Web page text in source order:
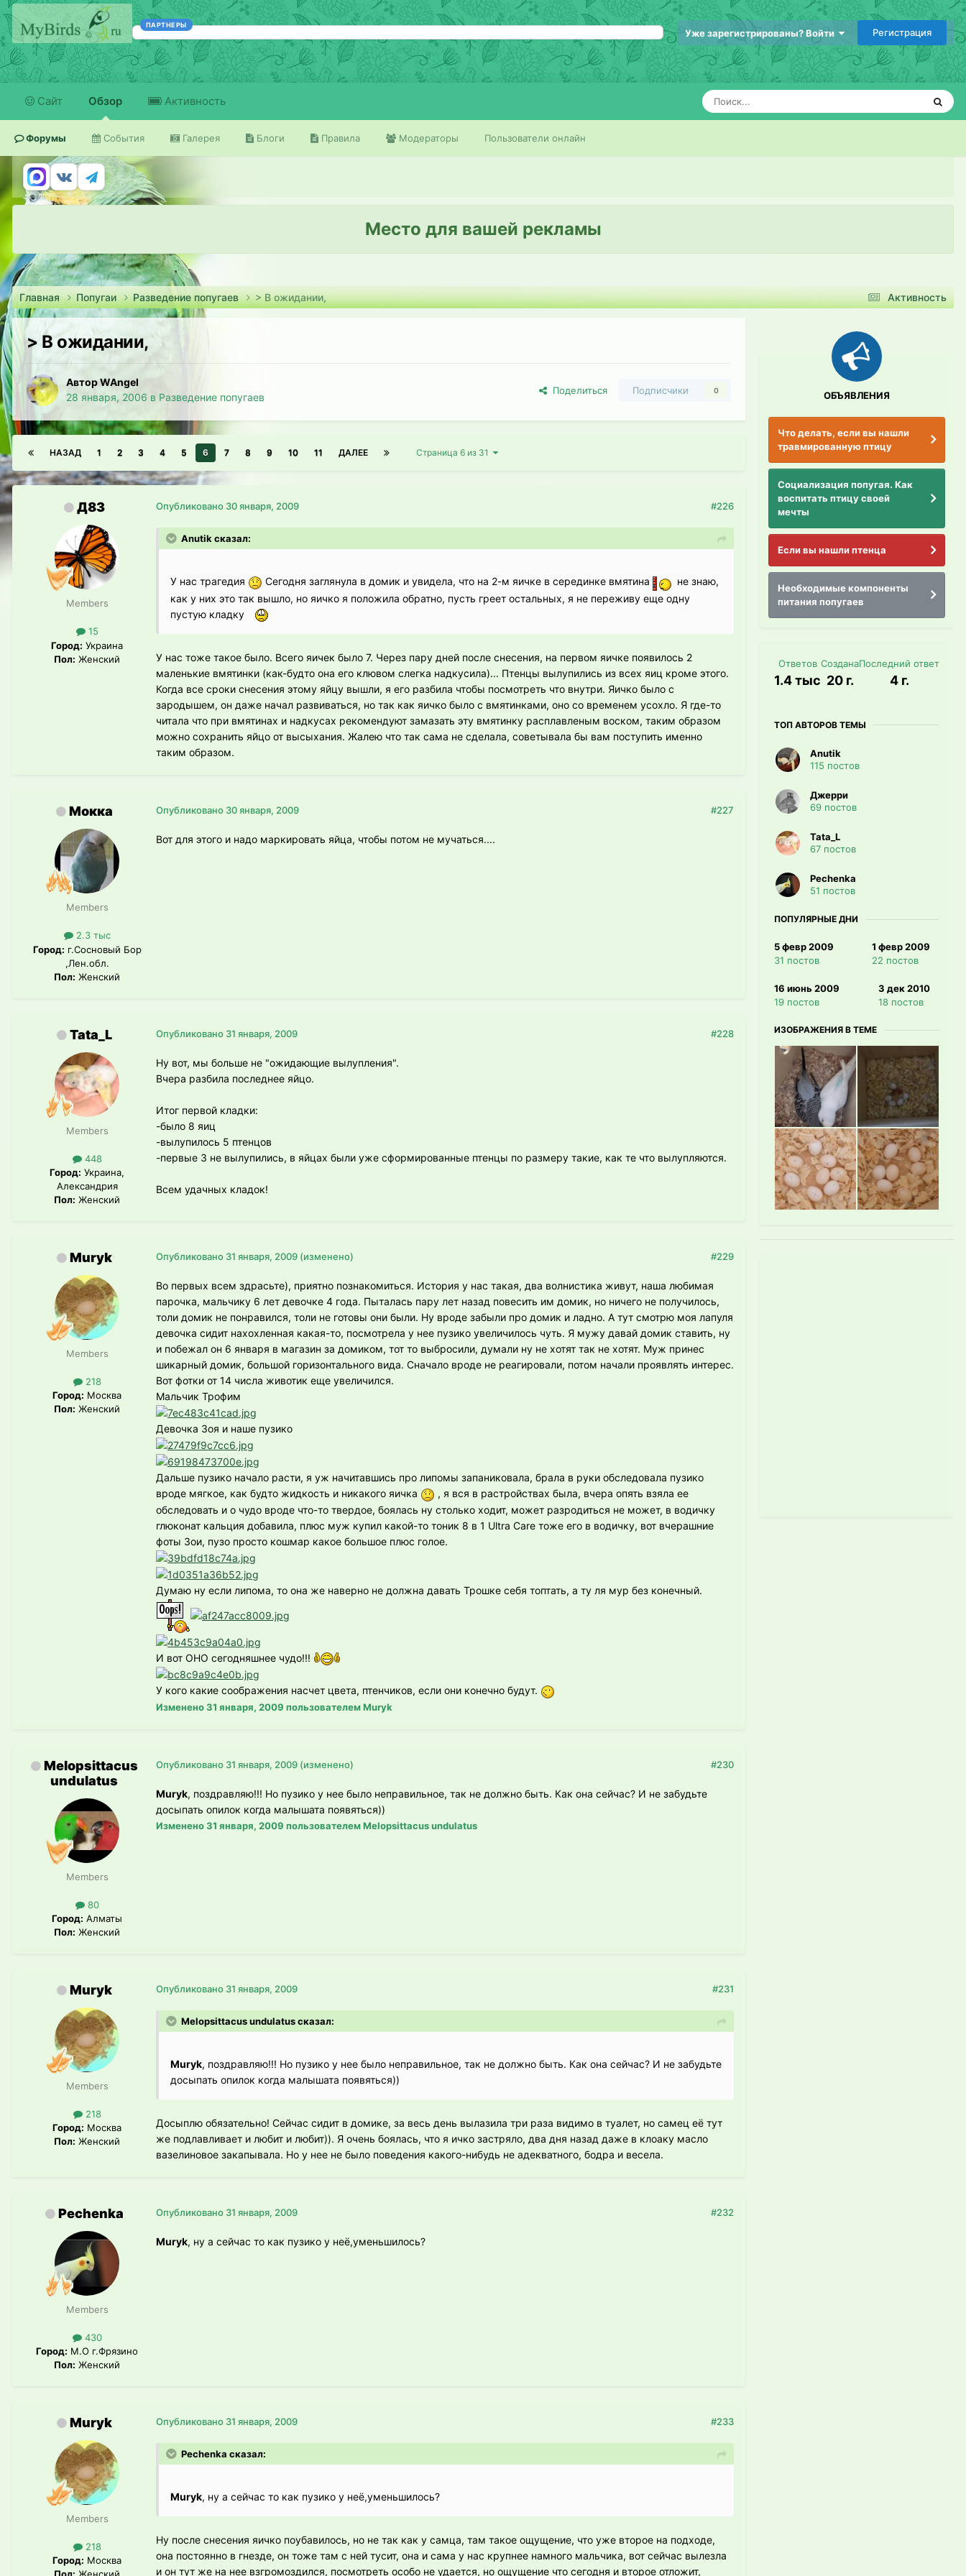
ПАРТНЕРЫ
Уже зарегистрированы? Войти Регистрация
Сайт Обзор
Форумы События Галерея Блоги Правила Модераторы Пользователи онлайн
Активность
Место для вашей рекламы
Активность
Главная Попугаи Разведение попугаев > В ожидании,
> В ожидании,
Автор WAngel
28 января, 2006 в Разведение попугаев
Поделиться Подписчики 0
НАЗАД 1 2 3 4 5 6 7 8 9 10 11 ДАЛЕЕ Страница 6 из 31
Д83
Members
15
Город: Украина
Пол: Женский
#226
Опубликовано 30 января, 2009
Anutik сказал:
У нас трагедия Сегодня заглянула в домик и увидела, что на 2-м яичке в серединке вмятина
не знаю,
как у них это так вышло, но яичко я положила обратно, пусть греет остальных, я не переживу еще одну
пустую кладку
У нас тоже такое было. Всего яичек было 7. Через пару дней после снесения, на первом яичке появилось 2
маленькие вмятинки (как-будто она его клювом слегка надкусила)... Птенцы вылупились из всех яиц кроме этого.
Когда все сроки снесения этому яйцу вышли, я его разбила чтобы посмотреть что внутри. Яичко было с
зародышем, он даже начал развиваться, но так как яичко было с вмятинками, оно со временем усохло. Я где-то
читала что при вмятинах и надкусах рекомендуют замазать эту вмятинку расплавленым воском, таким образом
можно сохранить яйцо от высыхания. Жалею что так сама не сделала, советывала бы вам поступить именно
таким образом.
Мокка
Members
2.3 тыс
Город: г.Сосновый Бор
,Лен.обл.
Пол: Женский
#227
Опубликовано 30 января, 2009
Вот для этого и надо маркировать яйца, чтобы потом не мучаться....
Tata_L
Members
448
Город: Украина,
Александрия
Пол: Женский
#228
Опубликовано 31 января, 2009
Ну вот, мы больше не "ожидающие вылупления".
Вчера разбила последнее яйцо.
Итог первой кладки:
-было 8 яиц
-вылупилось 5 птенцов
-первые 3 не вылупились, в яйцах были уже сформированные птенцы по размеру такие, как те что вылупляются.
Всем удачных кладок!
Muryk
Members
218
Город: Москва
Пол: Женский
#229
Опубликовано 31 января, 2009 (изменено)
Во первых всем здрасьте), приятно познакомиться. История у нас такая, два волнистика живут, наша любимая
парочка, мальчику 6 лет девочке 4 года. Пыталась пару лет назад повесить им домик, но ничего не получилось,
толи домик не понравился, толи не готовы они были. Ну вроде забыли про домик и ладно. А тут смотрю моя лапуля
девочка сидит нахохленная какая-то, посмотрела у нее пузико увеличилось чуть. Я мужу давай домик ставить, ну
и побежал он 6 января в магазин за домиком, тот то выбросили, думали ну не хотят так не хотят. Муж принес
шикарный домик, большой горизонтального вида. Сначало вроде не реагировали, потом начали проявлять интерес.
Вот фотки от 14 числа животик еще увеличился.
Мальчик Трофим
Девочка Зоя и наше пузико
Дальше пузико начало расти, я уж начитавшись про липомы запаниковала, брала в руки обследовала пузико
вроде мягкое, как будто жидкость и никакого яичка
, я вся в растройствах была, вчера опять взяла ее
обследовать и о чудо вроде что-то твердое, боялась ну столько ходит, может разродиться не может, в водичку
глюконат кальция добавила, плюс муж купил какой-то тоник 8 в 1 Ultra Care тоже его в водичку, вот вчерашние
фоты Зои, пузо просто кошмар какое большое плюс голое.
Думаю ну если липома, то она же наверно не должна давать Трошке себя топтать, а ту ля мур без конечный.
И вот ОНО сегодняшнее чудо!!!
У кого какие соображения насчет цвета, птенчиков, если они конечно будут.
Изменено31 января, 2009 пользователем Muryk
Melopsittacus
undulatus
Members
80
Город: Алматы
Пол: Женский
#230
Опубликовано 31 января, 2009 (изменено)
Muryk, поздравляю!!! Но пузико у нее было неправильное, так не должно быть. Как она сейчас? И не забудьте
досыпать опилок когда малышата появяться))
Изменено31 января, 2009 пользователем Melopsittacus undulatus
Muryk
Members
218
Город: Москва
Пол: Женский
#231
Опубликовано 31 января, 2009
Melopsittacus undulatus сказал:
Muryk, поздравляю!!! Но пузико у нее было неправильное, так не должно быть. Как она сейчас? И не забудьте
досыпать опилок когда малышата появяться))
Досыплю обязательно! Сейчас сидит в домике, за весь день вылазила три раза видимо в туалет, но самец её тут
же подлавливает и любит и любит)). Я очень боялась, что я ичко застряло, два дня назад даже в клоаку масло
вазелиновое закапывала. Но у нее не было поведения какого-нибудь не адекватного, бодра и весела.
Pechenka
Members
430
Город: М.О г.Фрязино
Пол: Женский
#232
Опубликовано 31 января, 2009
Muryk, ну а сейчас то как пузико у неё,уменьшилось?
Muryk
Members
218
Город: Москва
#233
Опубликовано 31 января, 2009
Pechenka сказал:
Muryk, ну а сейчас то как пузико у неё,уменьшилось?
Ну после снесения яичко поубавилось, но не так как у самца, там такое ощущение, что уже второе на подходе,
она постоянно в гнезде, он тоже там с ней тусит, она и сама у нас крупнее намного мальчика, вот сейчас вылезла
и он тут же на нее взгромоздился, посмотреть особо не удается, но ощущение что сегодня и второе отложит,
ОБЪЯВЛЕНИЯ
Что делать, если вы нашли
травмированную птицу
Социализация попугая. Как
воспитать птицу своей
мечты
Если вы нашли птенца
Необходимые компоненты
питания попугаев
Ответов
1.4 тыс
Создана
20 г.
Последний ответ
4 г.
ТОП АВТОРОВ ТЕМЫ
Anutik
115 постов
Джерри
69 постов
Tata_L
67 постов
Pechenka
51 постов
ПОПУЛЯРНЫЕ ДНИ
5 февр 2009
31 постов
1 февр 2009
22 постов
16 июнь 2009
19 постов
3 дек 2010
18 постов
ИЗОБРАЖЕНИЯ В ТЕМЕ